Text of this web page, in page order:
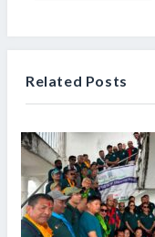
Related Posts